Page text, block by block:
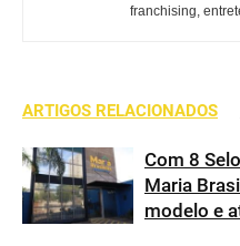
franchising,
ARTIGOS RELACIONADOS
Com 8
Maria
modelo e